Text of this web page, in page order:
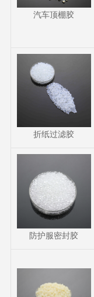
汽车顶棚胶
折纸过滤胶
防护服密封胶